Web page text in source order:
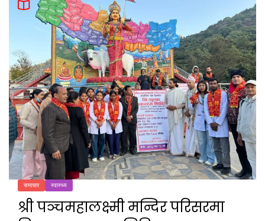
समाचार स्वास्थ्य
श्री पञ्चमहालक्ष्मी मन्दिर परिसरमा